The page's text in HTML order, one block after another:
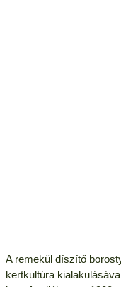
A remekül díszítő
kertkultúra